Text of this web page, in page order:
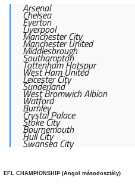
Arsenal
Chelsea
Everton
Liverpool
Manchester City
Manchester United
Middlesbrough
Southampton
Tottenham Hotspur
West Ham United
Leicester City
Sunderland
West Bromwich Albion
Watford
Burnley
Crystal Palace
Stoke City
Bournemouth
Hull City
Swansea City
EFL CHAMPIONSHIP (Angol másodosztály)